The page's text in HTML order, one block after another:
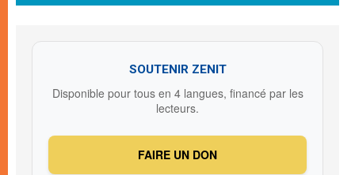
SOUTENIR ZENIT
Disponible pour tous en 4 langues, financé par les
lecteurs.
FAIRE UN DON